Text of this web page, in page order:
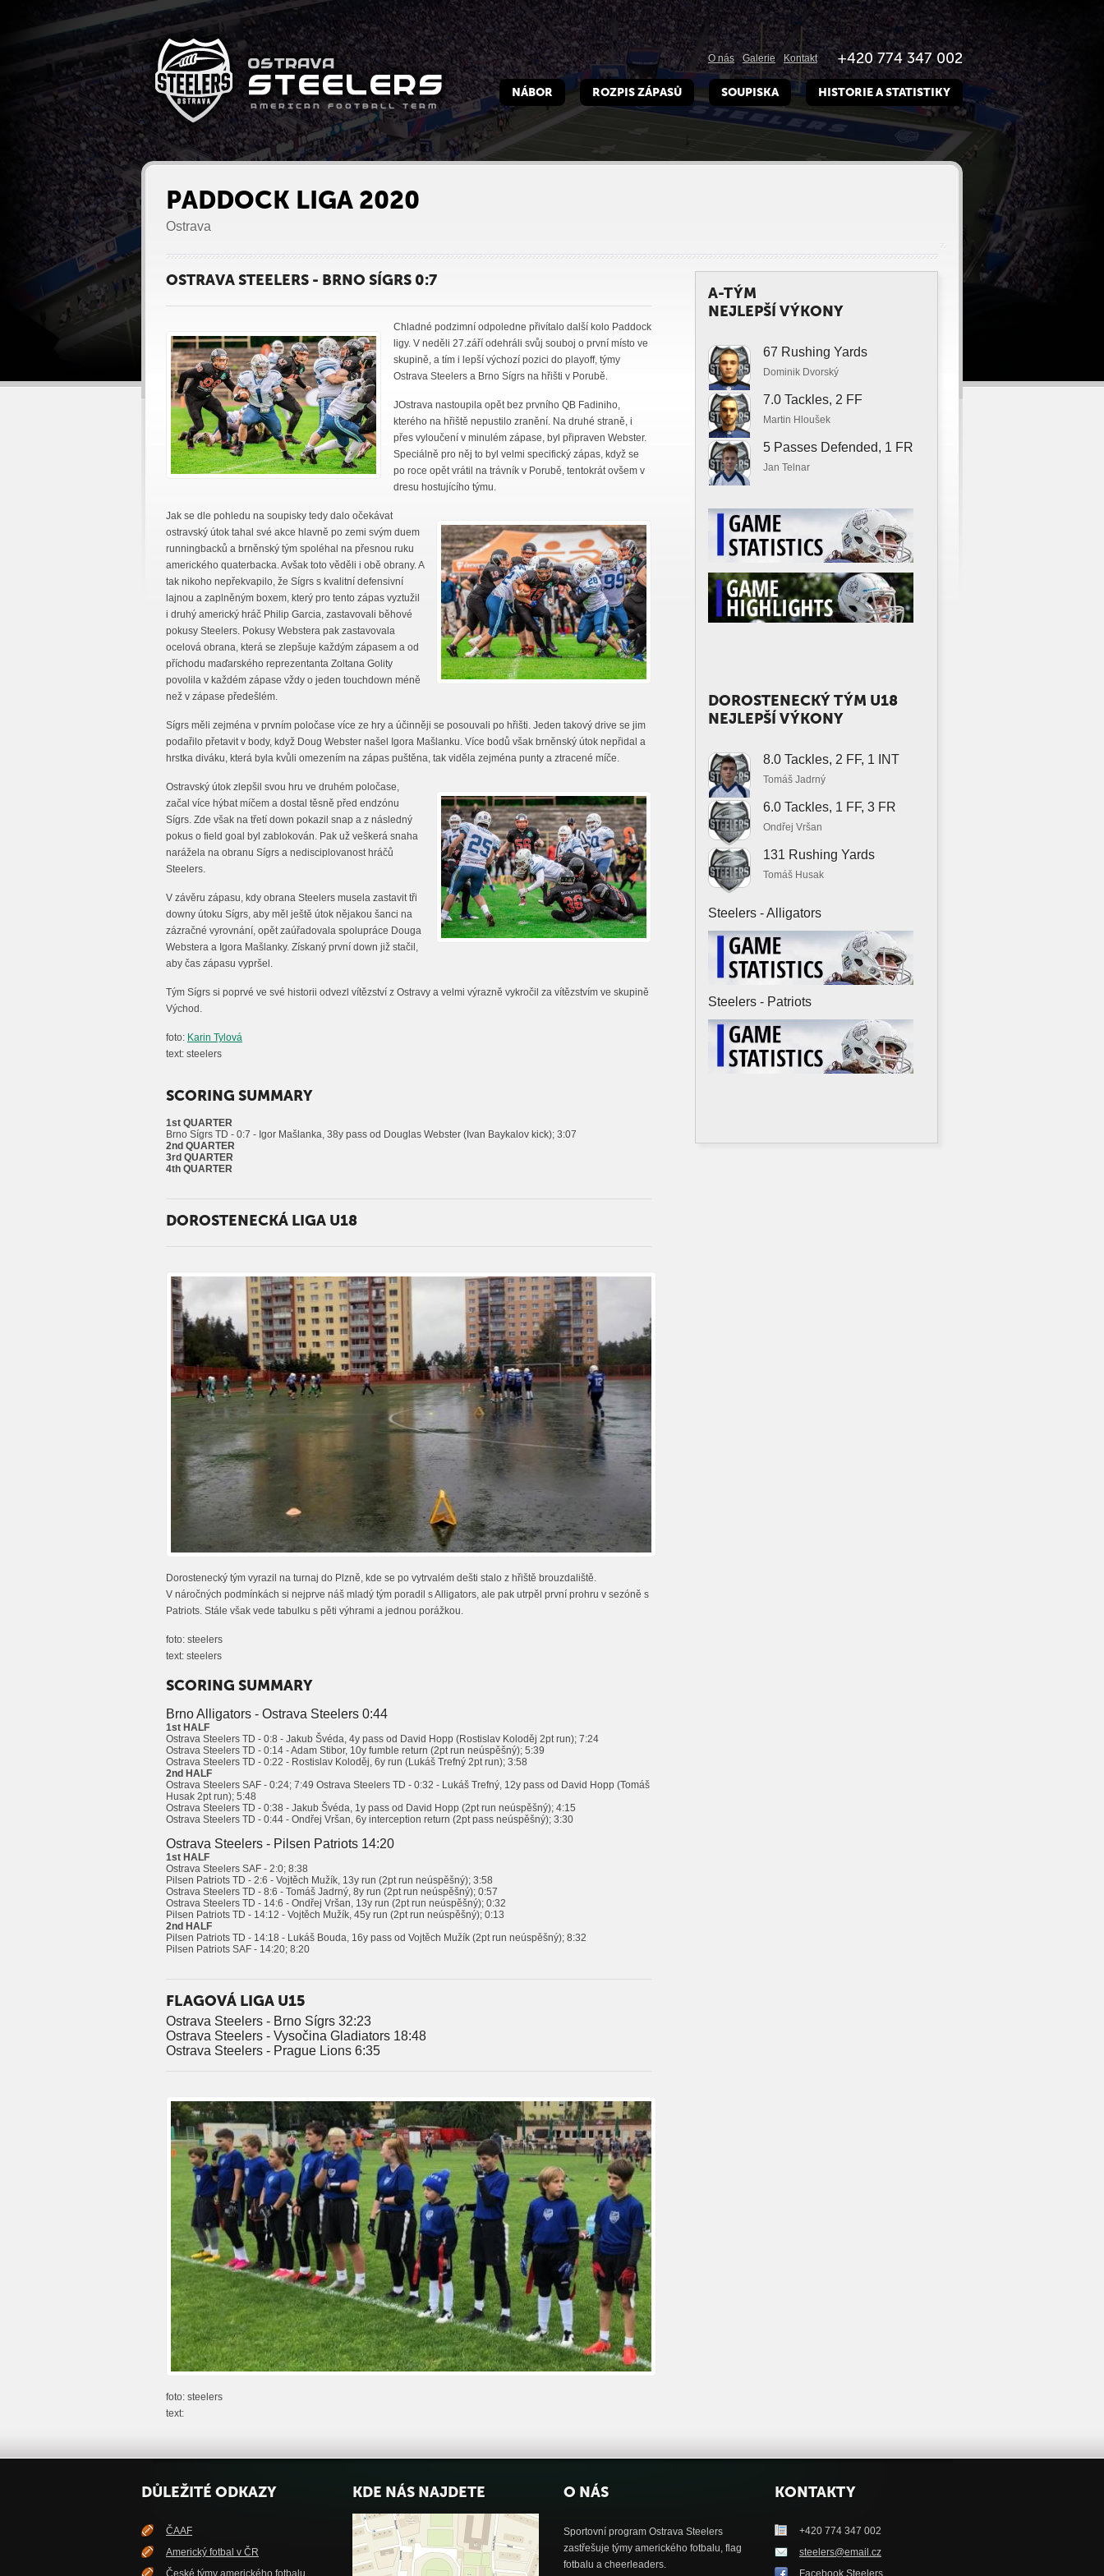
+420 774 347 002
O nás Galerie Kontakt
NÁBOR ROZPIS ZÁPASŮ SOUPISKA HISTORIE A STATISTIKY
PADDOCK LIGA 2020
Ostrava
OSTRAVA STEELERS - BRNO SÍGRS 0:7
Chladné podzimní odpoledne přivítalo další kolo Paddock
ligy. V neděli 27.září odehráli svůj souboj o první místo ve
skupině, a tím i lepší výchozí pozici do playoff, týmy
Ostrava Steelers a Brno Sígrs na hřišti v Porubě.
JOstrava nastoupila opět bez prvního QB Fadiniho,
kterého na hřiště nepustilo zranění. Na druhé straně, i
přes vyloučení v minulém zápase, byl připraven Webster.
Speciálně pro něj to byl velmi specifický zápas, když se
po roce opět vrátil na trávník v Porubě, tentokrát ovšem v
dresu hostujícího týmu.
Jak se dle pohledu na soupisky tedy dalo očekávat
ostravský útok tahal své akce hlavně po zemi svým duem
runningbacků a brněnský tým spoléhal na přesnou ruku
amerického quaterbacka. Avšak toto věděli i obě obrany. A
tak nikoho nepřekvapilo, že Sígrs s kvalitní defensivní
lajnou a zaplněným boxem, který pro tento zápas vyztužil
i druhý americký hráč Philip Garcia, zastavovali běhové
pokusy Steelers. Pokusy Webstera pak zastavovala
ocelová obrana, která se zlepšuje každým zápasem a od
příchodu maďarského reprezentanta Zoltana Golity
povolila v každém zápase vždy o jeden touchdown méně
než v zápase předešlém.
Sígrs měli zejména v prvním poločase více ze hry a účinněji se posouvali po hřišti. Jeden takový drive se jim
podařilo přetavit v body, když Doug Webster našel Igora Mašlanku. Více bodů však brněnský útok nepřidal a
hrstka diváku, která byla kvůli omezením na zápas puštěna, tak viděla zejména punty a ztracené míče.
Ostravský útok zlepšil svou hru ve druhém poločase,
začal více hýbat míčem a dostal těsně před endzónu
Sígrs. Zde však na třetí down pokazil snap a z následný
pokus o field goal byl zablokován. Pak už veškerá snaha
narážela na obranu Sígrs a nedisciplovanost hráčů
Steelers.
V závěru zápasu, kdy obrana Steelers musela zastavit tři
downy útoku Sígrs, aby měl ještě útok nějakou šanci na
zázračné vyrovnání, opět zaúřadovala spolupráce Douga
Webstera a Igora Mašlanky. Získaný první down již stačil,
aby čas zápasu vypršel.
Tým Sígrs si poprvé ve své historii odvezl vítězství z Ostravy a velmi výrazně vykročil za vítězstvím ve skupině
Východ.
foto: Karin Tylová
text: steelers
SCORING SUMMARY
1st QUARTER
Brno Sígrs TD - 0:7 - Igor Mašlanka, 38y pass od Douglas Webster (Ivan Baykalov kick); 3:07
2nd QUARTER
3rd QUARTER
4th QUARTER
DOROSTENECKÁ LIGA U18
Dorostenecký tým vyrazil na turnaj do Plzně, kde se po vytrvalém dešti stalo z hřiště brouzdaliště.
V náročných podmínkách si nejprve náš mladý tým poradil s Alligators, ale pak utrpěl první prohru v sezóně s
Patriots. Stále však vede tabulku s pěti výhrami a jednou porážkou.
foto: steelers
text: steelers
SCORING SUMMARY
Brno Alligators - Ostrava Steelers 0:44
1st HALF
Ostrava Steelers TD - 0:8 - Jakub Švéda, 4y pass od David Hopp (Rostislav Koloděj 2pt run); 7:24
Ostrava Steelers TD - 0:14 - Adam Stibor, 10y fumble return (2pt run neúspěšný); 5:39
Ostrava Steelers TD - 0:22 - Rostislav Koloděj, 6y run (Lukáš Trefný 2pt run); 3:58
2nd HALF
Ostrava Steelers SAF - 0:24; 7:49 Ostrava Steelers TD - 0:32 - Lukáš Trefný, 12y pass od David Hopp (Tomáš
Husak 2pt run); 5:48
Ostrava Steelers TD - 0:38 - Jakub Švéda, 1y pass od David Hopp (2pt run neúspěšný); 4:15
Ostrava Steelers TD - 0:44 - Ondřej Vršan, 6y interception return (2pt pass neúspěšný); 3:30
Ostrava Steelers - Pilsen Patriots 14:20
1st HALF
Ostrava Steelers SAF - 2:0; 8:38
Pilsen Patriots TD - 2:6 - Vojtěch Mužík, 13y run (2pt run neúspěšný); 3:58
Ostrava Steelers TD - 8:6 - Tomáš Jadrný, 8y run (2pt run neúspěšný); 0:57
Ostrava Steelers TD - 14:6 - Ondřej Vršan, 13y run (2pt run neúspěšný); 0:32
Pilsen Patriots TD - 14:12 - Vojtěch Mužík, 45y run (2pt run neúspěšný); 0:13
2nd HALF
Pilsen Patriots TD - 14:18 - Lukáš Bouda, 16y pass od Vojtěch Mužík (2pt run neúspěšný); 8:32
Pilsen Patriots SAF - 14:20; 8:20
FLAGOVÁ LIGA U15
Ostrava Steelers - Brno Sígrs 32:23
Ostrava Steelers - Vysočina Gladiators 18:48
Ostrava Steelers - Prague Lions 6:35
foto: steelers
text:
A-TÝM
NEJLEPŠÍ VÝKONY
67 Rushing Yards
Dominik Dvorský
7.0 Tackles, 2 FF
Martin Hloušek
5 Passes Defended, 1 FR
Jan Telnar
DOROSTENECKÝ TÝM U18
NEJLEPŠÍ VÝKONY
8.0 Tackles, 2 FF, 1 INT
Tomáš Jadrný
6.0 Tackles, 1 FF, 3 FR
Ondřej Vršan
131 Rushing Yards
Tomáš Husak
Steelers - Alligators
Steelers - Patriots
DŮLEŽITÉ ODKAZY
ČAAF
Americký fotbal v ČR
České týmy amerického fotbalu
KDE NÁS NAJDETE O NÁS
Sportovní program Ostrava Steelers
zastřešuje týmy amerického fotbalu, flag
fotbalu a cheerleaders.
KONTAKTY
+420 774 347 002
steelers@email.cz
Facebook Steelers